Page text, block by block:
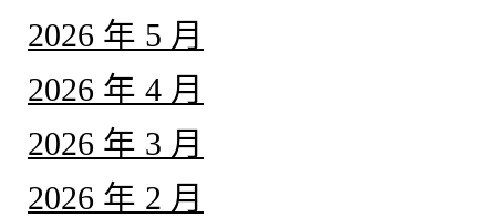
2026 年 5 月
2026 年 4 月
2026 年 3 月
2026 年 2 月